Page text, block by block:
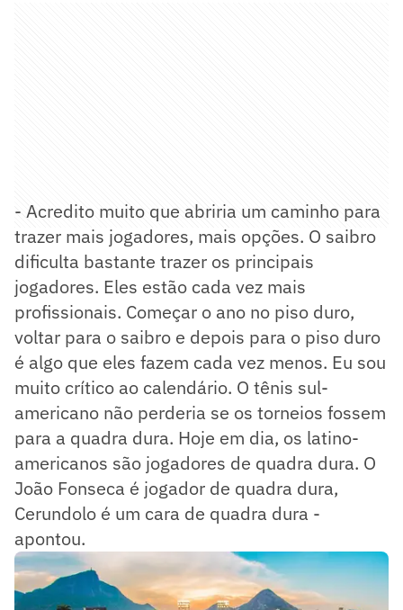
- Acredito muito que abriria um caminho para
trazer mais jogadores, mais opções. O saibro
dificulta bastante trazer os principais
jogadores. Eles estão cada vez mais
profissionais. Começar o ano no piso duro,
voltar para o saibro e depois para o piso duro
é algo que eles fazem cada vez menos. Eu sou
muito crítico ao calendário. O tênis sul-
americano não perderia se os torneios fossem
para a quadra dura. Hoje em dia, os latino-
americanos são jogadores de quadra dura. O
João Fonseca é jogador de quadra dura,
Cerundolo é um cara de quadra dura -
apontou.